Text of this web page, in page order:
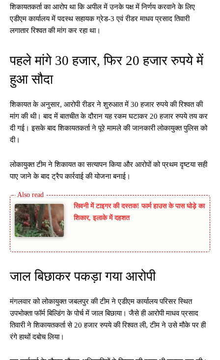
शिकायतकर्ता का आरोप था कि अपील में उनके पक्ष में निर्णय करवाने के लिए
एडीएम कार्यालय में पदस्थ सहायक ग्रेड-3 एवं रीडर माधव प्रसाद तिवारी
लगातार रिश्वत की मांग कर रहा था।
पहले मांगे 30 हजार, फिर 20 हजार रुपये में
हुआ सौदा
शिकायत के अनुसार, आरोपी रीडर ने शुरुआत में 30 हजार रुपये की रिश्वत की
मांग की थी। बाद में बातचीत के दौरान यह रकम घटाकर 20 हजार रुपये तय कर
दी गई। इसके बाद शिकायतकर्ता ने पूरे मामले की जानकारी लोकायुक्त पुलिस को
दी।
लोकायुक्त टीम ने शिकायत का सत्यापन किया और आरोपों को प्रथम दृष्टया सही
पाए जाने के बाद ट्रैप कार्रवाई की योजना बनाई।
सिवनी में टाइगर की दस्तक! फार्म हाउस के पास घोड़े का
शिकार, इलाके में दहशत
जाल बिछाकर पकड़ा गया आरोपी
मंगलवार को लोकायुक्त जबलपुर की टीम ने एडीएम कार्यालय परिसर स्थित
उपभोक्ता फॉर्म बिल्डिंग के पोर्च में जाल बिछाया। जैसे ही आरोपी माधव प्रसाद
तिवारी ने शिकायतकर्ता से 20 हजार रुपये की रिश्वत ली, टीम ने उसे मौके पर ही
रंगे हाथों दबोच लिया।